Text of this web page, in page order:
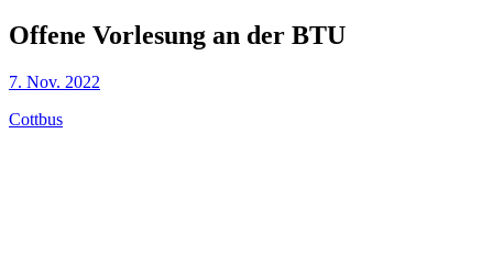
Offene Vorlesung an der BTU
7. Nov. 2022
Cottbus